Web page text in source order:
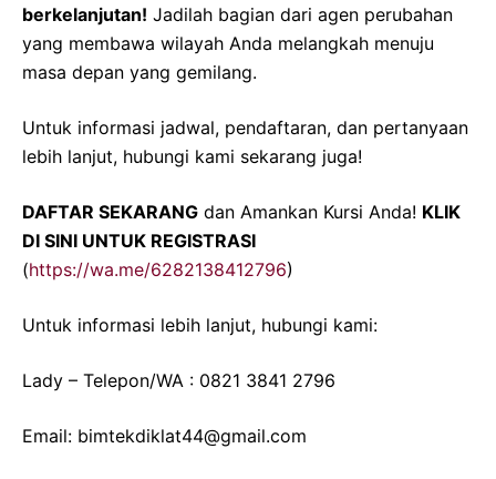
berkelanjutan! Jadilah bagian dari agen perubahan
yang membawa wilayah Anda melangkah menuju
masa depan yang gemilang.
Untuk informasi jadwal, pendaftaran, dan pertanyaan
lebih lanjut, hubungi kami sekarang juga!
DAFTAR SEKARANG dan Amankan Kursi Anda! KLIK
DI SINI UNTUK REGISTRASI
(https://wa.me/6282138412796)
Untuk informasi lebih lanjut, hubungi kami:
Lady – Telepon/WA : 0821 3841 2796
Email: bimtekdiklat44@gmail.com